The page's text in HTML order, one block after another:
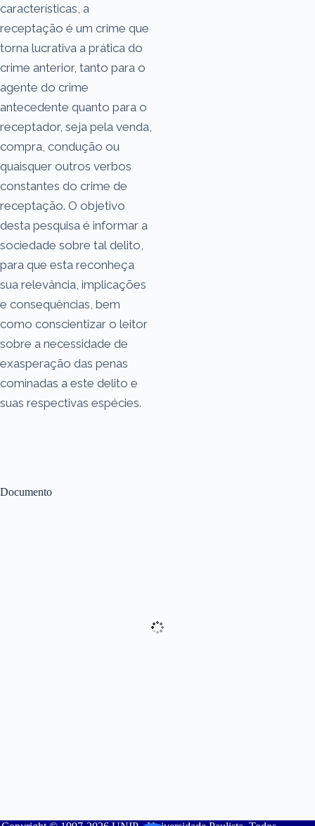
Documento
características, a
receptação é um crime que
torna lucrativa a prática do
crime anterior, tanto para o
agente do crime
antecedente quanto para o
receptador, seja pela venda,
compra, condução ou
quaisquer outros verbos
constantes do crime de
receptação. O objetivo
desta pesquisa é informar a
sociedade sobre tal delito,
para que esta reconheça
sua relevância, implicações
e consequências, bem
como conscientizar o leitor
sobre a necessidade de
exasperação das penas
cominadas a este delito e
suas respectivas espécies.